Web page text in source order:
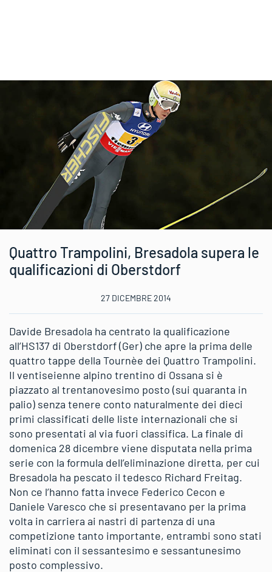
Quattro Trampolini, Bresadola supera le
qualificazioni di Oberstdorf
27 DICEMBRE 2014
Davide Bresadola ha centrato la qualificazione
all’HS137 di Oberstdorf (Ger) che apre la prima delle
quattro tappe della Tournèe dei Quattro Trampolini.
Il ventiseienne alpino trentino di Ossana si è
piazzato al trentanovesimo posto (sui quaranta in
palio) senza tenere conto naturalmente dei dieci
primi classificati delle liste internazionali che si
sono presentati al via fuori classifica. La finale di
domenica 28 dicembre viene disputata nella prima
serie con la formula dell’eliminazione diretta, per cui
Bresadola ha pescato il tedesco Richard Freitag.
Non ce l’hanno fatta invece Federico Cecon e
Daniele Varesco che si presentavano per la prima
volta in carriera ai nastri di partenza di una
competizione tanto importante, entrambi sono stati
eliminati con il sessantesimo e sessantunesimo
posto complessivo.